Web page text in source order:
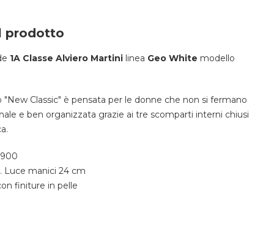
prodotto
1A Classe Alviero Martini linea Geo White modello
"New Classic" è pensata per le donne che non si fermano
e ben organizzata grazie ai tre scomparti interni chiusi
Luce manici 24 cm
finiture in pelle